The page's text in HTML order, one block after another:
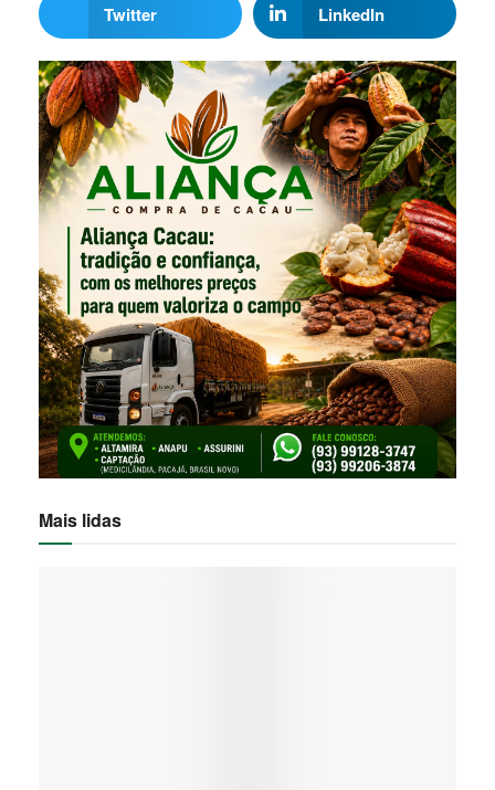
Twitter LinkedIn
Mais lidas